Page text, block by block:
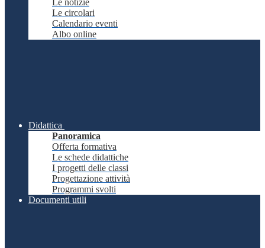
Le notizie
Le circolari
Calendario eventi
Albo online
Didattica
Panoramica
Offerta formativa
Le schede didattiche
I progetti delle classi
Progettazione attività
Programmi svolti
Documenti utili